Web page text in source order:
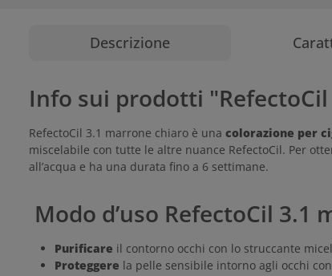
Descrizione
Info sui prodotti
RefectoCil 3.1 marrone chiaro è una colorazione per
miscelabile con tutte le altre nuance RefectoCil. Per
all’acqua e ha una durata fino a 6 settimane.
Modo d’uso RefectoCil 3.1
Purificare il contorno occhi con lo struccante
Proteggere la pelle sensibile intorno agli occhi